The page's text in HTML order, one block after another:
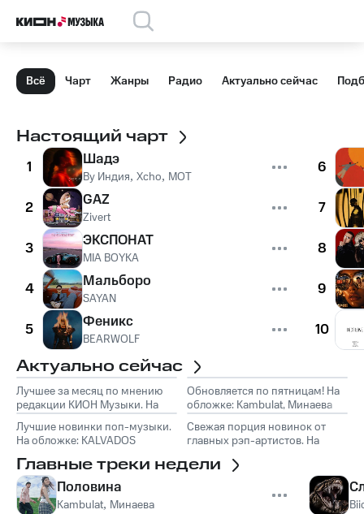
Всё Чарт Жанры Радио Актуально сейчас
Настоящий чарт
1 Шадэ
By Индия, Xcho, MOT
2 GAZ
Zivert
3 ЭКСПОНАТ
MIA BOYKA
4 Мальборо
SAYAN
5 Феникс
BEARWOLF
6
7
8
9
10
Актуально сейчас
Лучшее за месяц по мнению
редакции КИОН Музыки. На
обложке: Marselle
Обновляется по пятницам! На
обложке: Kambulat, Минаева
Лучшие новинки поп-музыки.
На обложке: KALVADOS
Свежая порция новинок от
главных рэп-артистов. На
Главные треки недели
Половина
Kambulat, Минаева